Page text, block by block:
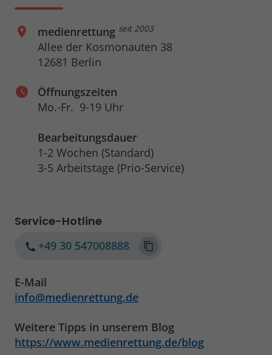
medienrettung seit 2003
Allee der Kosmonauten 38
12681 Berlin
Öffnungszeiten
Mo.-Fr. 9-19 Uhr
Bearbeitungsdauer
1-2 Wochen (Standard)
3-5 Arbeitstage (Prio-Service)
Service-Hotline
+49 30 547008888
E-Mail
info@medienrettung.de
Weitere Tipps in unserem Blog
https://www.medienrettung.de/blog